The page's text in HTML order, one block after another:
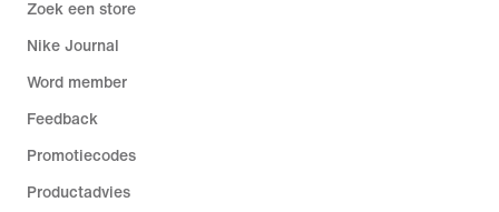
Zoek een store
Nike Journal
Word member
Feedback
Promotiecodes
Productadvies